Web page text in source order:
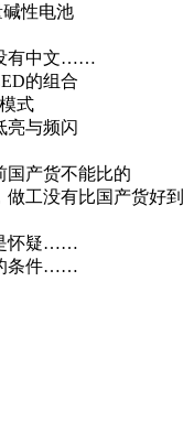
性电池
有中文……
的组合
式
亮与频闪
国产货不能比的
做工没有比国产货好
怀疑……
条件……